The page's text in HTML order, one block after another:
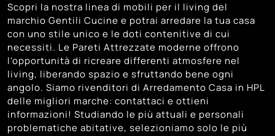
Scopri la nostra linea di mobili per il living del
marchio Gentili Cucine e potrai arredare la tua casa
con uno stile unico e le doti contenitive di cui
necessiti. Le Pareti Attrezzate moderne offrono
l'opportunità di ricreare differenti atmosfere nel
living, liberando spazio e sfruttando bene ogni
angolo. Siamo rivenditori di Arredamento Casa in HPL
delle migliori marche: contattaci e ottieni
informazioni! Studiando le più attuali e personali
problematiche abitative, selezioniamo solo le più